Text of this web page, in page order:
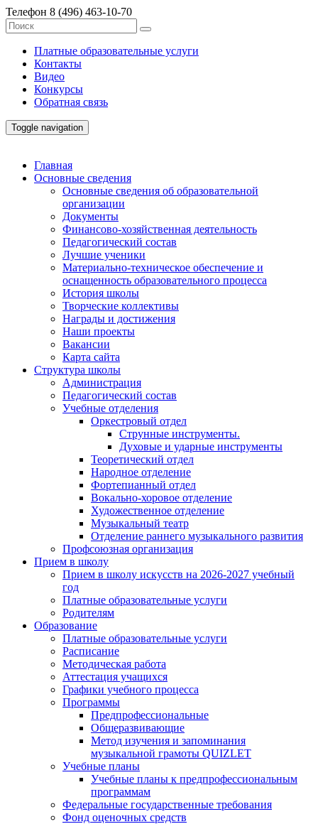
Телефон 8 (496) 463-10-70
Платные образовательные услуги
Контакты
Видео
Конкурсы
Обратная связь
Toggle navigation
Главная
Основные сведения
Основные сведения об образовательной
организации
Документы
Финансово-хозяйственная деятельность
Педагогический состав
Лучшие ученики
Материально-техническое обеспечение и
оснащенность образовательного процесса
История школы
Творческие коллективы
Награды и достижения
Наши проекты
Вакансии
Карта сайта
Структура школы
Администрация
Педагогический состав
Учебные отделения
Оркестровый отдел
Струнные инструменты.
Духовые и ударные инструменты
Теоретический отдел
Народное отделение
Фортепианный отдел
Вокально-хоровое отделение
Художественное отделение
Музыкальный театр
Отделение раннего музыкального развития
Профсоюзная организация
Прием в школу
Прием в школу искусств на 2026-2027 учебный
год
Платные образовательные услуги
Родителям
Образование
Платные образовательные услуги
Расписание
Методическая работа
Аттестация учащихся
Графики учебного процесса
Программы
Предпрофессиональные
Общеразвивающие
Метод изучения и запоминания
музыкальной грамоты QUIZLET
Учебные планы
Учебные планы к предпрофессиональным
программам
Федеральные государственные требования
Фонд оценочных средств